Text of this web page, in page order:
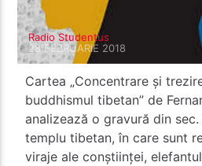
Radio Studentus
28 FEBRUARIE 2018
Cartea „Concentrare și
buddhismul tibetan” de
analizează o gravură din
templu tibetan, în care sunt
viraje ale conștiinței,